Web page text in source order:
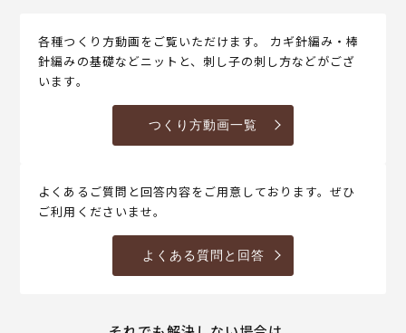
各種つくり方動画をご覧いただけます。 カギ針編み・棒
針編みの基礎などニットと、刺し子の刺し方などがござ
います。
つくり方動画一覧
よくあるご質問と回答内容をご用意しております。ぜひ
ご利用くださいませ。
よくある質問と回答